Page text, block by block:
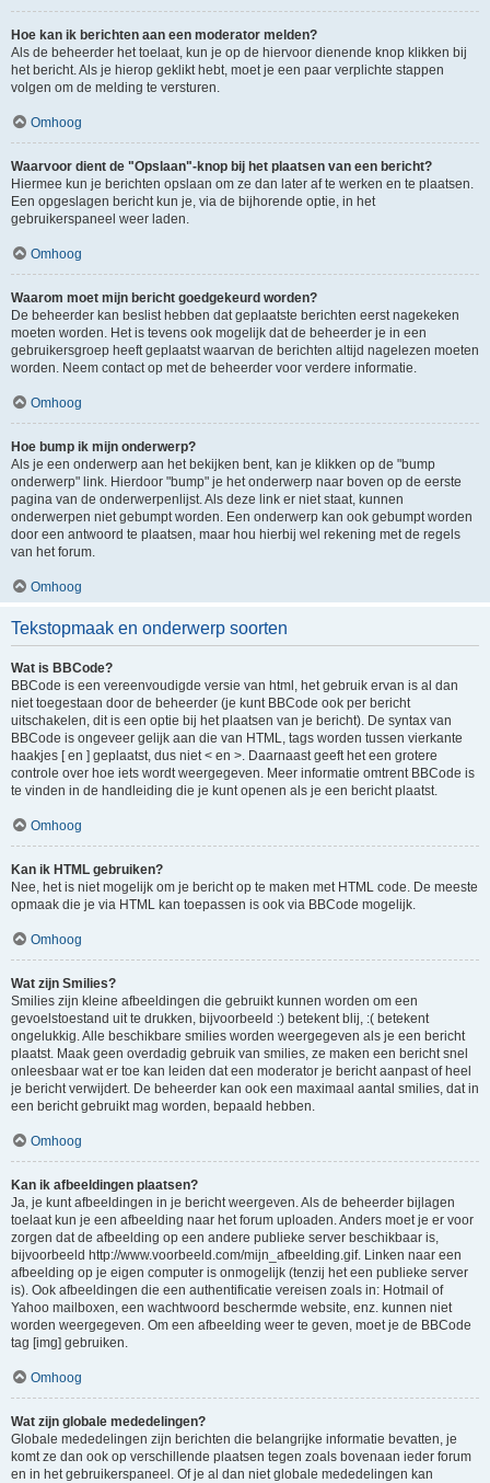
Hoe kan ik berichten aan een moderator melden?
Als de beheerder het toelaat, kun je op de hiervoor dienende knop klikken bij
het bericht. Als je hierop geklikt hebt, moet je een paar verplichte stappen
volgen om de melding te versturen.
Omhoog
Waarvoor dient de "Opslaan"-knop bij het plaatsen van een bericht?
Hiermee kun je berichten opslaan om ze dan later af te werken en te plaatsen.
Een opgeslagen bericht kun je, via de bijhorende optie, in het
gebruikerspaneel weer laden.
Omhoog
Waarom moet mijn bericht goedgekeurd worden?
De beheerder kan beslist hebben dat geplaatste berichten eerst nagekeken
moeten worden. Het is tevens ook mogelijk dat de beheerder je in een
gebruikersgroep heeft geplaatst waarvan de berichten altijd nagelezen moeten
worden. Neem contact op met de beheerder voor verdere informatie.
Omhoog
Hoe bump ik mijn onderwerp?
Als je een onderwerp aan het bekijken bent, kan je klikken op de "bump
onderwerp" link. Hierdoor "bump" je het onderwerp naar boven op de eerste
pagina van de onderwerpenlijst. Als deze link er niet staat, kunnen
onderwerpen niet gebumpt worden. Een onderwerp kan ook gebumpt worden
door een antwoord te plaatsen, maar hou hierbij wel rekening met de regels
van het forum.
Omhoog
Tekstopmaak en onderwerp soorten
Wat is BBCode?
BBCode is een vereenvoudigde versie van html, het gebruik ervan is al dan
niet toegestaan door de beheerder (je kunt BBCode ook per bericht
uitschakelen, dit is een optie bij het plaatsen van je bericht). De syntax van
BBCode is ongeveer gelijk aan die van HTML, tags worden tussen vierkante
haakjes [ en ] geplaatst, dus niet < en >. Daarnaast geeft het een grotere
controle over hoe iets wordt weergegeven. Meer informatie omtrent BBCode is
te vinden in de handleiding die je kunt openen als je een bericht plaatst.
Omhoog
Kan ik HTML gebruiken?
Nee, het is niet mogelijk om je bericht op te maken met HTML code. De meeste
opmaak die je via HTML kan toepassen is ook via BBCode mogelijk.
Omhoog
Wat zijn Smilies?
Smilies zijn kleine afbeeldingen die gebruikt kunnen worden om een
gevoelstoestand uit te drukken, bijvoorbeeld :) betekent blij, :( betekent
ongelukkig. Alle beschikbare smilies worden weergegeven als je een bericht
plaatst. Maak geen overdadig gebruik van smilies, ze maken een bericht snel
onleesbaar wat er toe kan leiden dat een moderator je bericht aanpast of heel
je bericht verwijdert. De beheerder kan ook een maximaal aantal smilies, dat in
een bericht gebruikt mag worden, bepaald hebben.
Omhoog
Kan ik afbeeldingen plaatsen?
Ja, je kunt afbeeldingen in je bericht weergeven. Als de beheerder bijlagen
toelaat kun je een afbeelding naar het forum uploaden. Anders moet je er voor
zorgen dat de afbeelding op een andere publieke server beschikbaar is,
bijvoorbeeld http://www.voorbeeld.com/mijn_afbeelding.gif. Linken naar een
afbeelding op je eigen computer is onmogelijk (tenzij het een publieke server
is). Ook afbeeldingen die een authentificatie vereisen zoals in: Hotmail of
Yahoo mailboxen, een wachtwoord beschermde website, enz. kunnen niet
worden weergegeven. Om een afbeelding weer te geven, moet je de BBCode
tag [img] gebruiken.
Omhoog
Wat zijn globale mededelingen?
Globale mededelingen zijn berichten die belangrijke informatie bevatten, je
komt ze dan ook op verschillende plaatsen tegen zoals bovenaan ieder forum
en in het gebruikerspaneel. Of je al dan niet globale mededelingen kan